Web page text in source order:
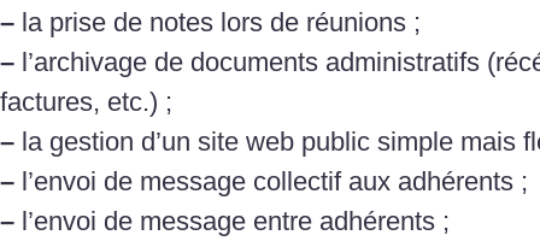
– la prise de notes lors de réunions ;
– l’archivage de documents administratifs
factures, etc.) ;
– la gestion d’un site web public simple mais
– l’envoi de message collectif aux adhérents ;
– l’envoi de message entre adhérents ;